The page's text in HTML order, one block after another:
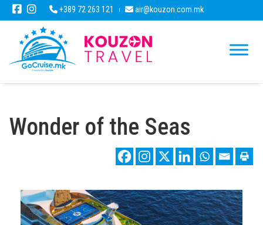
+389 72 263 121 air@kouzon.com.mk
Wonder of the Seas